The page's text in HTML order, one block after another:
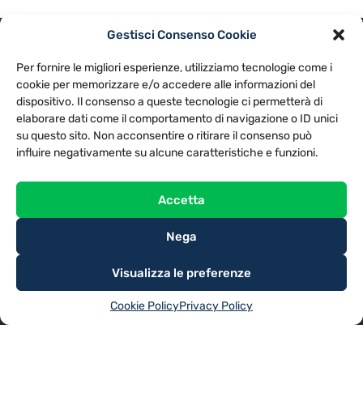
Gestisci Consenso Cookie
Per fornire le migliori esperienze, utilizziamo tecnologie come i
cookie per memorizzare e/o accedere alle informazioni del
dispositivo. Il consenso a queste tecnologie ci permetterà di
elaborare dati come il comportamento di navigazione o ID unici
su questo sito. Non acconsentire o ritirare il consenso può
influire negativamente su alcune caratteristiche e funzioni.
Accetta
Nega
Visualizza le preferenze
Cookie PolicyPrivacy Policy
NOTE LEGALI
CONTATTACI PREFERENZE
TV LIBERA S.P.A.
Via Monteleonese 95/21 – 51100 Pistoia (PT)
Tel. 0573.9136 / Fax 0573.913615